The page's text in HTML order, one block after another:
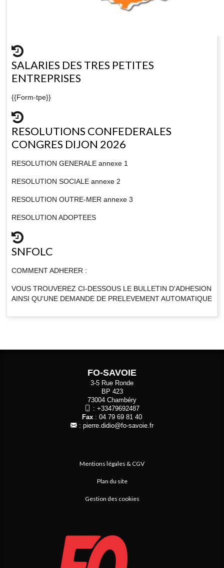
SALARIES DES TRES PETITES
ENTREPRISES
{{Form-tpe}}
RESOLUTIONS CONFEDERALES
CONGRES DIJON 2026
RESOLUTION GENERALE annexe 1
RESOLUTION SOCIALE annexe 2
RESOLUTION OUTRE-MER annexe 3
RESOLUTION ADOPTEES
SNFOLC
COMMENT ADHERER :
VOUS TROUVEREZ CI-DESSOUS LE BULLETIN D'ADHESION
AINSI QU'UNE DEMANDE DE PRELEVEMENT AUTOMATIQUE
FO-SAVOIE
3-5 Rue Ronde
BP 423
73004 Chambéry
: +33479692487
Fax : 04 79 69 81 40
: pierre.didio@fo-savoie.fr
Mentions légales & CGV
Plan du site
Gestion des cookies